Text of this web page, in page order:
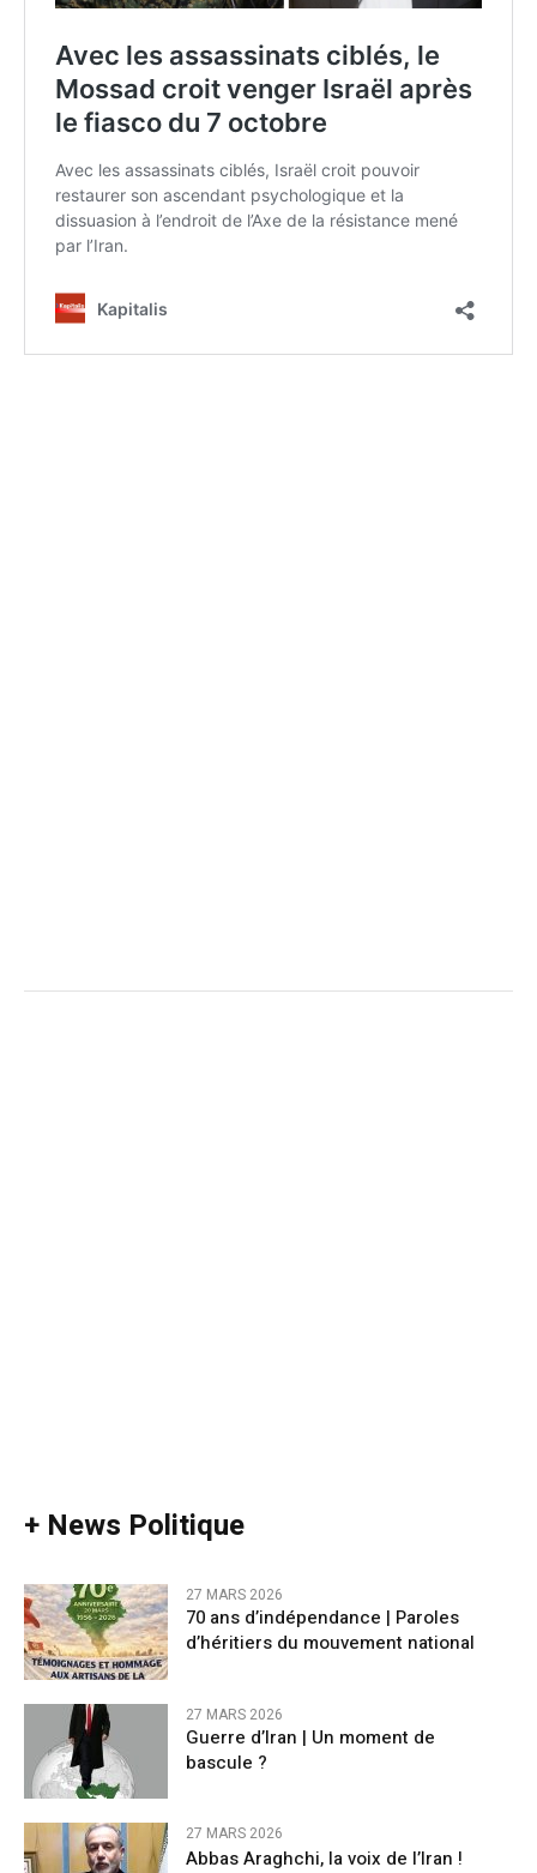
+ News Politique
27 MARS 2026
70 ans d’indépendance | Paroles
d’héritiers du mouvement national
27 MARS 2026
Guerre d’Iran | Un moment de
bascule ?
27 MARS 2026
Abbas Araghchi, la voix de l’Iran !